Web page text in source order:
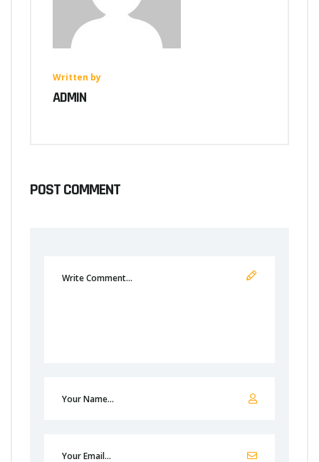
Written by
ADMIN
POST COMMENT